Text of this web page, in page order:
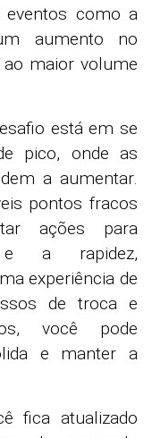
eventos como a
aumento no
ao maior volume
está em se
pico, onde as
a aumentar.
pontos fracos
ações para
e a rapidez,
experiência de
de troca e
você pode
e manter a
fica atualizado